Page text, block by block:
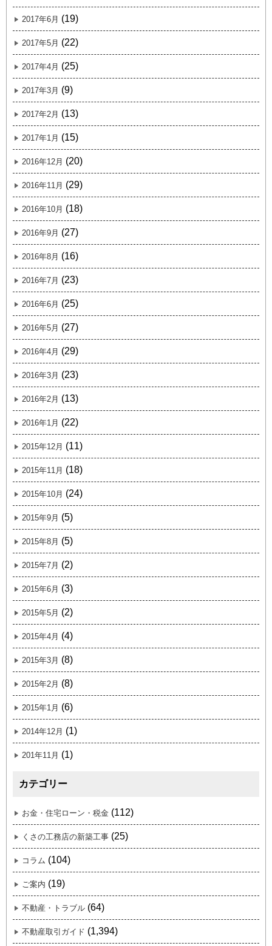
2017年6月 (19)
2017年5月 (22)
2017年4月 (25)
2017年3月 (9)
2017年2月 (13)
2017年1月 (15)
2016年12月 (20)
2016年11月 (29)
2016年10月 (18)
2016年9月 (27)
2016年8月 (16)
2016年7月 (23)
2016年6月 (25)
2016年5月 (27)
2016年4月 (29)
2016年3月 (23)
2016年2月 (13)
2016年1月 (22)
2015年12月 (11)
2015年11月 (18)
2015年10月 (24)
2015年9月 (5)
2015年8月 (5)
2015年7月 (2)
2015年6月 (3)
2015年5月 (2)
2015年4月 (4)
2015年3月 (8)
2015年2月 (8)
2015年1月 (6)
2014年12月 (1)
201年11月 (1)
カテゴリー
お金・住宅ローン・税金 (112)
くさの工務店の新築工事 (25)
コラム (104)
ご案内 (19)
不動産・トラブル (64)
不動産取引ガイド (1,394)